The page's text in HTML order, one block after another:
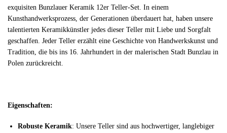
exquisiten Bunzlauer Keramik 12er Teller-Set. In einem
Kunsthandwerksprozess, der Generationen überdauert hat, haben unsere
talentierten Keramikkünstler jedes dieser Teller mit Liebe und Sorgfalt
geschaffen. Jeder Teller erzählt eine Geschichte von Handwerkskunst und
Tradition, die bis ins 16. Jahrhundert in der malerischen Stadt Bunzlau in
Polen zurückreicht.
Eigenschaften:
Robuste Keramik: Unsere Teller sind aus hochwertiger, langlebiger